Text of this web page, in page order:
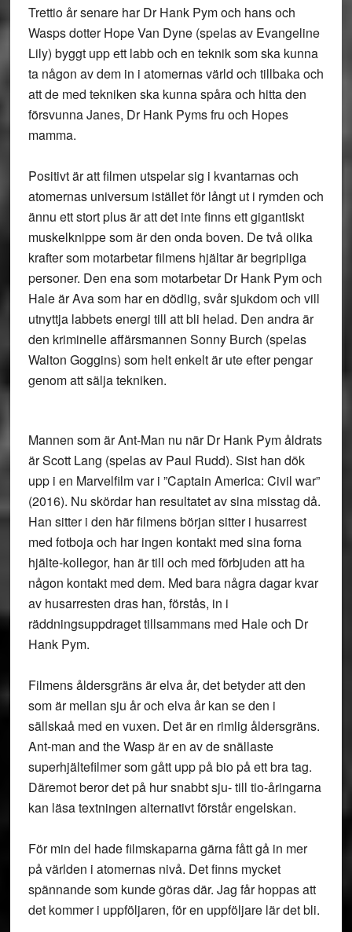
Trettio år senare har Dr Hank Pym och hans och
Wasps dotter Hope Van Dyne (spelas av Evangeline
Lily) byggt upp ett labb och en teknik som ska kunna
ta någon av dem in i atomernas värld och tillbaka och
att de med tekniken ska kunna spåra och hitta den
försvunna Janes, Dr Hank Pyms fru och Hopes
mamma.
Positivt är att filmen utspelar sig i kvantarnas och
atomernas universum istället för långt ut i rymden och
ännu ett stort plus är att det inte finns ett gigantiskt
muskelknippe som är den onda boven. De två olika
krafter som motarbetar filmens hjältar är begripliga
personer. Den ena som motarbetar Dr Hank Pym och
Hale är Ava som har en dödlig, svår sjukdom och vill
utnyttja labbets energi till att bli helad. Den andra är
den kriminelle affärsmannen Sonny Burch (spelas
Walton Goggins) som helt enkelt är ute efter pengar
genom att sälja tekniken.
Mannen som är Ant-Man nu när Dr Hank Pym åldrats
är Scott Lang (spelas av Paul Rudd). Sist han dök
upp i en Marvelfilm var i ”Captain America: Civil war”
(2016). Nu skördar han resultatet av sina misstag då.
Han sitter i den här filmens början sitter i husarrest
med fotboja och har ingen kontakt med sina forna
hjälte-kollegor, han är till och med förbjuden att ha
någon kontakt med dem. Med bara några dagar kvar
av husarresten dras han, förstås, in i
räddningsuppdraget tillsammans med Hale och Dr
Hank Pym.
Filmens åldersgräns är elva år, det betyder att den
som är mellan sju år och elva år kan se den i
sällskaå med en vuxen. Det är en rimlig åldersgräns.
Ant-man and the Wasp är en av de snällaste
superhjältefilmer som gått upp på bio på ett bra tag.
Däremot beror det på hur snabbt sju- till tio-åringarna
kan läsa textningen alternativt förstår engelskan.
För min del hade filmskaparna gärna fått gå in mer
på världen i atomernas nivå. Det finns mycket
spännande som kunde göras där. Jag får hoppas att
det kommer i uppföljaren, för en uppföljare lär det bli.